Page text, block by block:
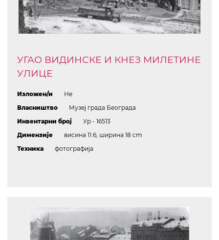
УГАО ВИДИНСКЕ И КНЕЗ МИЛЕТИНЕ
УЛИЦЕ
Изложен/и
Не
Власништво
Музеј града Београда
Инвентарни број
Ур - 16513
Димензије
висина 11.6, ширина 18 cm
Техника
фотографија